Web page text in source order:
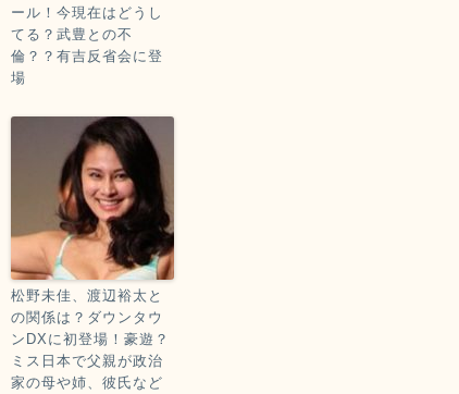
ール！今現在はどうし
てる？武豊との不
倫？？有吉反省会に登
場
松野未佳、渡辺裕太と
の関係は？ダウンタウ
ンDXに初登場！豪遊？
ミス日本で父親が政治
家の母や姉、彼氏など